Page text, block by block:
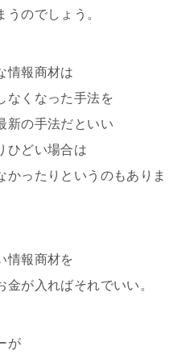
のでしょう。
情報商材は
なくなった手法を
新の手法だといい
ひどい場合は
かったりというのもありま
情報商材を
が入ればそれでいい。
が